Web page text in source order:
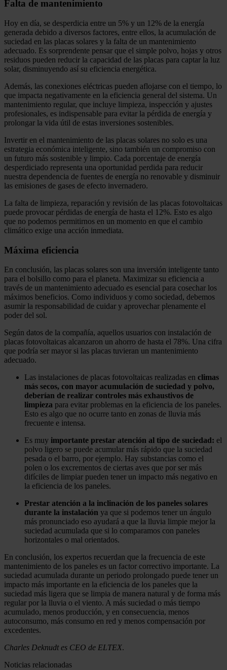
Falta de mantenimiento
Hoy en día, se desperdicia entre un 5% y un 12% de la energía
generada debido a diversos factores, entre ellos, la acumulación de
suciedad en las placas solares y la falta de un mantenimiento
adecuado. Es sorprendente pensar que el simple polvo, hojas y otros
residuos pueden reducir la capacidad de las placas para captar la luz
solar, disminuyendo así su eficiencia energética.
Además, las conexiones eléctricas pueden aflojarse con el tiempo, lo
que impacta negativamente en la eficiencia general del sistema. Un
mantenimiento regular, que incluye limpieza, inspección y ajustes
profesionales, es indispensable para evitar la pérdida de energía y
prolongar la vida útil de estas inversiones sostenibles.
Invertir en el mantenimiento de las placas solares no solo es una
estrategia económica inteligente, sino también un compromiso con
un futuro más sostenible y limpio. Cada porcentaje de energía
desperdiciado representa una oportunidad perdida para reducir
nuestra dependencia de fuentes de energía no renovable y disminuir
las emisiones de gases de efecto invernadero.
La falta de limpieza, reparación y revisión de las placas fotovoltaicas
puede provocar pérdidas de energía de hasta el 12%. Esto es algo
que no podemos permitirnos en un momento en que el cambio
climático exige una acción inmediata.
Máxima eficiencia
En conclusión, las placas solares son una inversión inteligente tanto
para el bolsillo como para el planeta. Maximizar su eficiencia a
través de un mantenimiento adecuado es esencial para cosechar los
máximos beneficios. Como individuos y como sociedad, debemos
asumir la responsabilidad de cuidar y aprovechar plenamente el
poder del sol.
Según datos de la compañía, aquellos usuarios con instalación de
placas fotovoltaicas alcanzaron un ahorro de hasta el 78%. Una cifra
que podría ser mayor si las placas tuvieran un mantenimiento
adecuado.
Las instalaciones de placas fotovoltaicas realizadas en climas
más secos, con mayor acumulación de suciedad y polvo,
deberían de realizar controles más exhaustivos de
limpieza para evitar problemas en la eficiencia de los paneles.
Esto es algo que no ocurre tanto en zonas de lluvia más
frecuente e intensa.
Es muy importante prestar atención al tipo de suciedad: el
polvo ligero se puede acumular más rápido que la suciedad
pesada o el barro, por ejemplo. Hay substancias como el
polen o los excrementos de ciertas aves que por ser más
difíciles de limpiar pueden tener un impacto más negativo en
la eficiencia de los paneles.
Prestar atención a la inclinación de los paneles solares
durante la instalación ya que si podemos tener un ángulo
más pronunciado eso ayudará a que la lluvia limpie mejor la
suciedad acumulada que si lo comparamos con paneles
horizontales o mal orientados.
En conclusión, los expertos recuerdan que la frecuencia de este
mantenimiento de los paneles es un factor correctivo importante. La
suciedad acumulada durante un periodo prolongado puede tener un
impacto más importante en la eficiencia de los paneles que la
suciedad más ligera que se limpia de manera natural y de forma más
regular por la lluvia o el viento. A más suciedad o más tiempo
acumulado, menos producción, y en consecuencia, menos
autoconsumo, más consumo en red y menos compensación por
excedentes.
Charles Deknudt es CEO de ELTEX.
Noticias relacionadas